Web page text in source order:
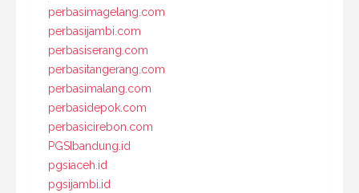
perbasimagelang.com
perbasijambi.com
perbasiserang.com
perbasitangerang.com
perbasimalang.com
perbasidepok.com
perbasicirebon.com
PGSIbandung.id
pgsiaceh.id
pgsijambi.id